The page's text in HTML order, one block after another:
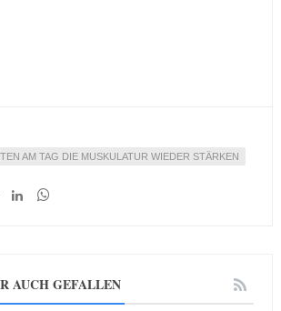
AM TAG DIE MUSKULATUR WIEDER STÄRKEN
AUCH GEFALLEN